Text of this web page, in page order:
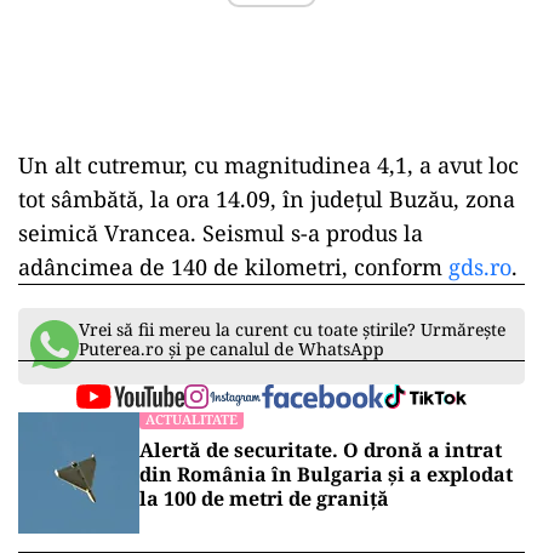
Un alt cutremur, cu magnitudinea 4,1, a avut loc
tot sâmbătă, la ora 14.09, în județul Buzău, zona
seimică Vrancea. Seismul s-a produs la
adâncimea de 140 de kilometri, conform gds.ro.
Vrei să fii mereu la curent cu toate știrile? Urmărește
Puterea.ro și pe canalul de WhatsApp
ACTUALITATE
Alertă de securitate. O dronă a intrat
din România în Bulgaria şi a explodat
la 100 de metri de graniţă